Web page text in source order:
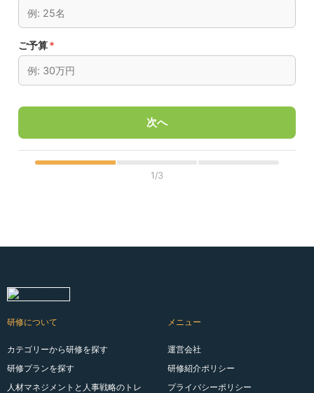
ご予算*
次へ
1/3
研修について
カテゴリーから研修を探す
研修プランを探す
人材マネジメントと人事戦略のトレ
メニュー
運営会社
研修紹介ポリシー
プライバシーポリシー